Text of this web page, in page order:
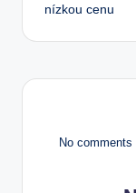
nízkou cenu
No